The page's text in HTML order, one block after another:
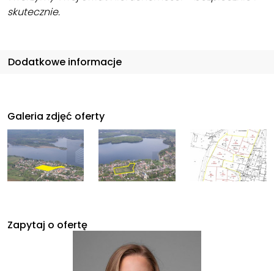
skutecznie.
Dodatkowe informacje
Galeria zdjęć oferty
Zapytaj o ofertę